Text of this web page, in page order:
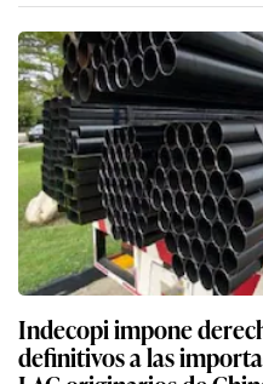
Indecopi impone
definitivos a las